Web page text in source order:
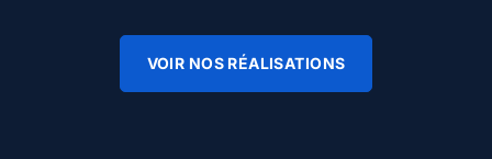
VOIR NOS RÉALISATIONS